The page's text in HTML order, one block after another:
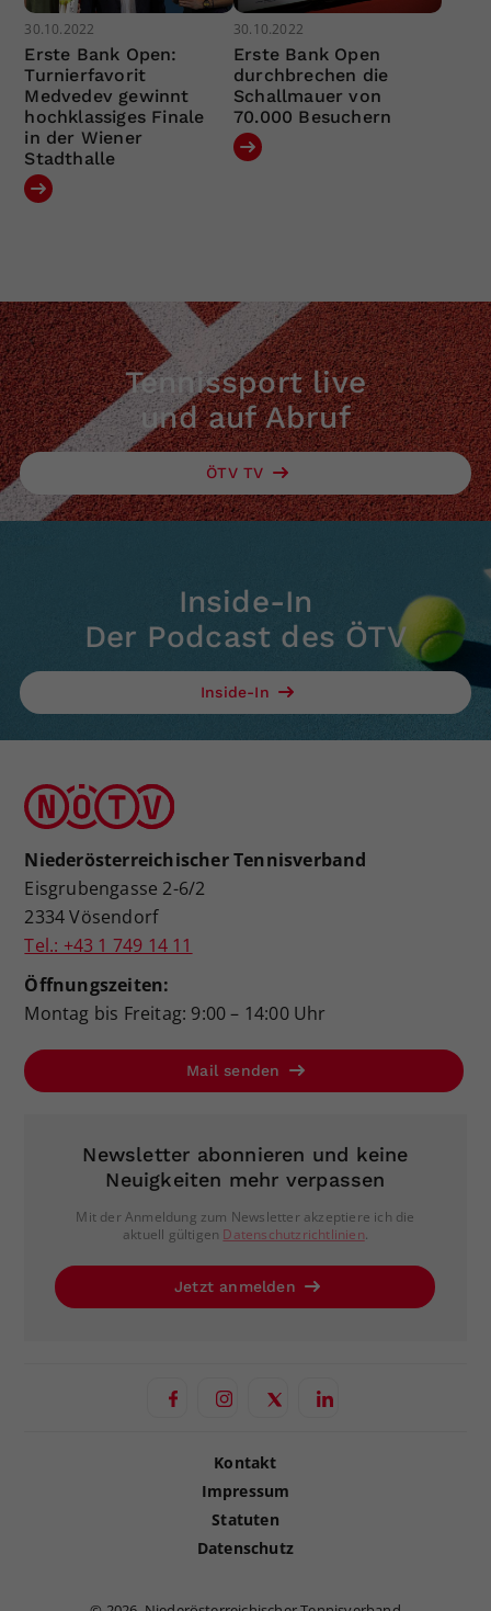
30.10.2022
Erste Bank Open:
Turnierfavorit
Medvedev gewinnt
hochklassiges Finale
in der Wiener
Stadthalle
30.10.2022
Erste Bank Open
durchbrechen die
Schallmauer von
70.000 Besuchern
Tennissport live
und auf Abruf
ÖTV TV
Inside-In
Der Podcast des ÖTV
Inside-In
Niederösterreichischer Tennisverband
Eisgrubengasse 2-6/2
2334 Vösendorf
Tel.: +43 1 749 14 11
Öffnungszeiten:
Montag bis Freitag: 9:00 – 14:00 Uhr
Mail senden
Newsletter abonnieren und keine
Neuigkeiten mehr verpassen
Mit der Anmeldung zum Newsletter akzeptiere ich die
aktuell gültigen Datenschutzrichtlinien.
Jetzt anmelden
Kontakt
Impressum
Statuten
Datenschutz